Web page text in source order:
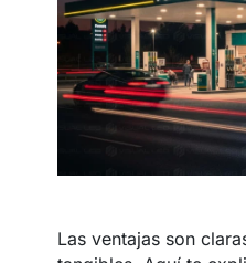
Las ventajas son